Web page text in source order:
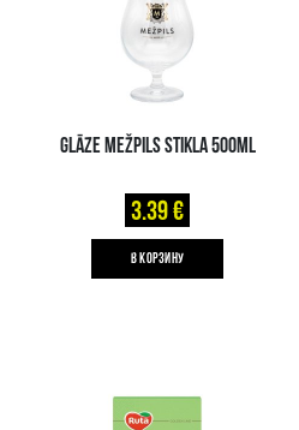
GLĀZE MEŽPILS STIKLA 500ML
3.39 €
B КОРЗИНУ